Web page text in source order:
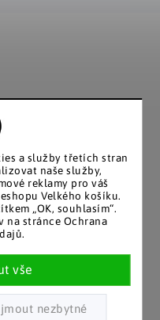
a služby třetích stran
naše služby,
reklamy pro váš
Velkého košíku.
„OK, souhlasím“.
na stránce Ochrana
Katalog v tištěné
podobě
Stálým zákazníkům
papírový katalog
do schránky.